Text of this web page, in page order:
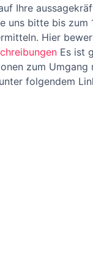
Ihre
uns bitte bis
Hier
Es ist
zum
folgendem